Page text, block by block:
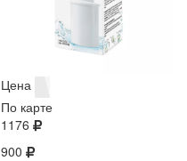
Цена
По карте
1176
900